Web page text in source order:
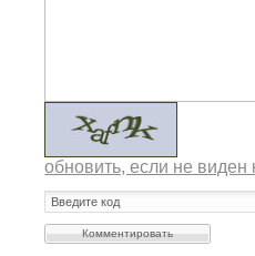
обновить, если не виден